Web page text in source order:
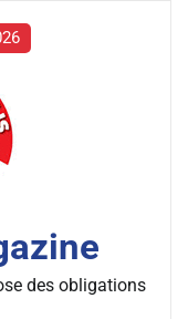
des obligations